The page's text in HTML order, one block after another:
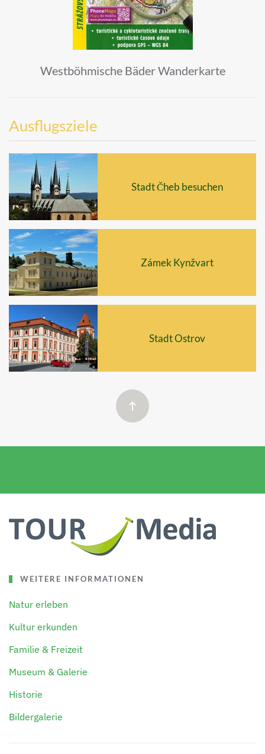
Westböhmische Bäder Wanderkarte
Ausflugsziele
Stadt Čheb besuchen
Zámek Kynžvart
Stadt Ostrov
WEITERE INFORMATIONEN
Natur erleben
Kultur erkunden
Familie & Freizeit
Museum & Galerie
Historie
Bildergalerie